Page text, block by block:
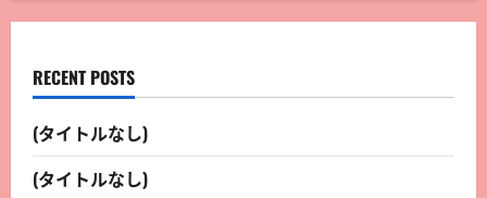
RECENT POSTS
(タイトルなし)
(タイトルなし)